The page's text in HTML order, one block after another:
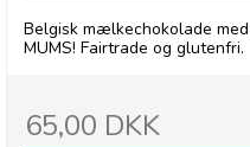
Belgisk mælkechokolade
MUMS! Fairtrade og glutenfri.
65,00 DKK